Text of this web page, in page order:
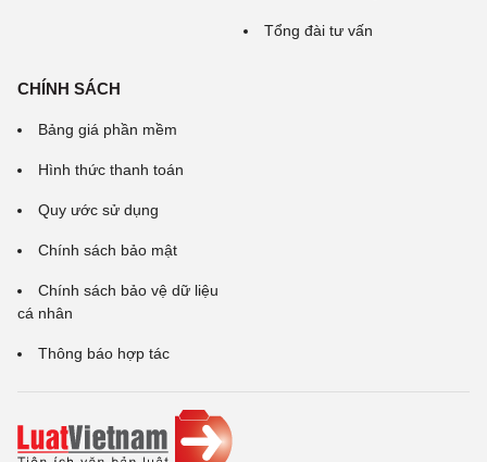
Tổng đài tư vấn
CHÍNH SÁCH
Bảng giá phần mềm
Hình thức thanh toán
Quy ước sử dụng
Chính sách bảo mật
Chính sách bảo vệ dữ liệu
cá nhân
Thông báo hợp tác